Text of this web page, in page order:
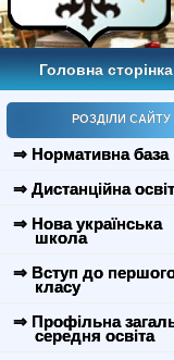
Головна сторінка
РОЗДІЛИ САЙТУ
⇒ Нормативна база
⇒ Дистанційна
⇒ Нова українська
школа
⇒ Вступ до
класу
⇒ Профільна
середня освіта